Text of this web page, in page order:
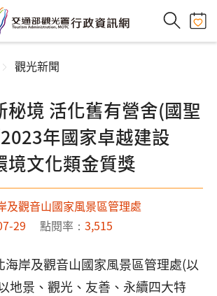
觀光新聞
秘境 活化舊有營舍(國聖
年國家卓越建設
境文化類金質獎
及觀音山國家風景區管理處
29 點閱率： 3,515
海岸及觀音山國家風景區管理處(以
地景、觀光、友善、永續四大特